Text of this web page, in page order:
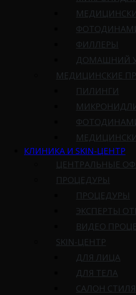
ФИЛЛЕРЫ
ДОМАШНИЙ
МЕДИЦИНСКИЕ
ПИЛИНГИ
КЛИНИКА И SKIN-ЦЕНТР
ЦЕНТРАЛЬНЫЕ
ПРОЦЕДУРЫ
ПРОЦЕДУРЫ
ЭКСПЕРТЫ
ВИДЕО
SKIN-ЦЕНТР
ДЛЯ ЛИЦА
ДЛЯ ТЕЛА
САЛОН СТИЛЯ